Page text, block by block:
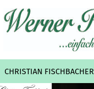
CHRISTIAN FISCHBACHER